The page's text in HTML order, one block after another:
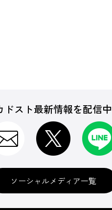
ドスト最新情報を配信中
ソーシャルメディア一覧